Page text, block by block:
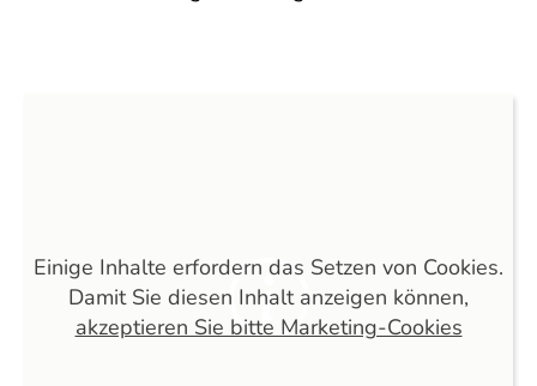
Einige Inhalte erfordern das Setzen von Cookies.
Damit Sie diesen Inhalt anzeigen können,
akzeptieren Sie bitte Marketing-Cookies